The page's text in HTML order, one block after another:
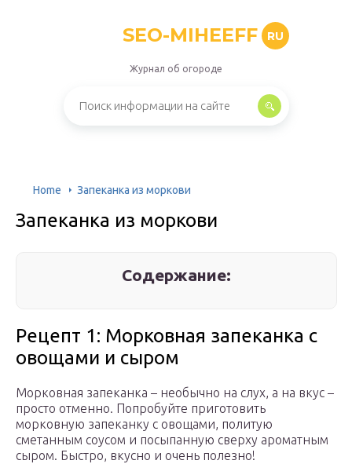
SEO-MIHEEFF RU
Журнал об огороде
Home Запеканка из моркови
Запеканка из моркови
Содержание:
Рецепт 1: Морковная запеканка с
овощами и сыром
Морковная запеканка – необычно на слух, а на вкус –
просто отменно. Попробуйте приготовить
морковную запеканку с овощами, политую
сметанным соусом и посыпанную сверху ароматным
сыром. Быстро, вкусно и очень полезно!